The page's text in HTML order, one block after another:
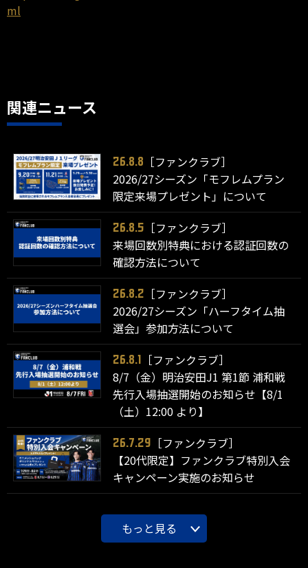
ml
関連ニュース
26.8.8
［ファンクラブ］
2026/27シーズン「モフレムプラン
限定来場プレゼント」について
26.8.5
［ファンクラブ］
来場回数別特典における認証回数の
確認方法について
26.8.2
［ファンクラブ］
2026/27シーズン「ハーフタイム抽
選会」参加方法について
26.8.1
［ファンクラブ］
8/7（金）明治安田J1 第1節 浦和戦
先行入場抽選開始のお知らせ【8/1
（土）12:00 より】
26.7.29
［ファンクラブ］
【20代限定】ファンクラブ特別入会
キャンペーン実施のお知らせ
もっと見る